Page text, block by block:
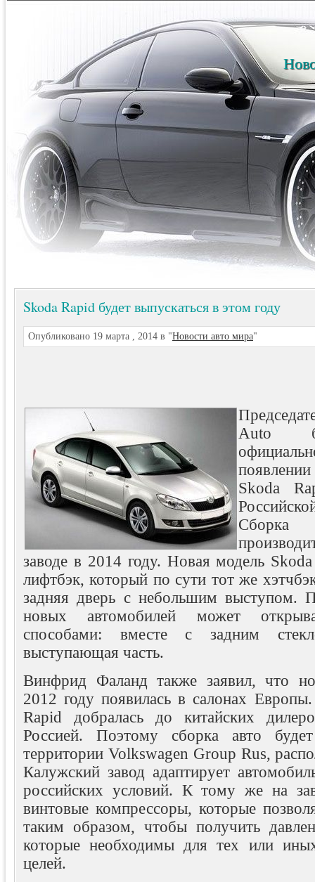
Skoda Rapid будет выпускаться в этом году
Опубликовано 19 марта , 2014 в "Новости авто мира"
Autо
Skoda
заводе в 2014 году. Новая модель Skoda
лифтбэк, который по сути тот же
задняя дверь с небольшим выступом.
новых автомобилей может
способами: вместе с задним
выступающая часть.
Винфрид Фаланд также заявил, что
2012 году появилась в салонах
Rapid добралась до китайских
Россией. Поэтому сборка авто
территории Volkswagen Group Rus,
Калужский завод адаптирует
российских условий. К тому же на
винтовые компрессоры, которые
таким образом, чтобы получить
которые необходимы для тех или
целей.